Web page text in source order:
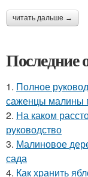
читать дальше →
Последние
1. Полное
саженцы малины
2. На каком
руководство
3. Малиновое
сада
4. Как хранить